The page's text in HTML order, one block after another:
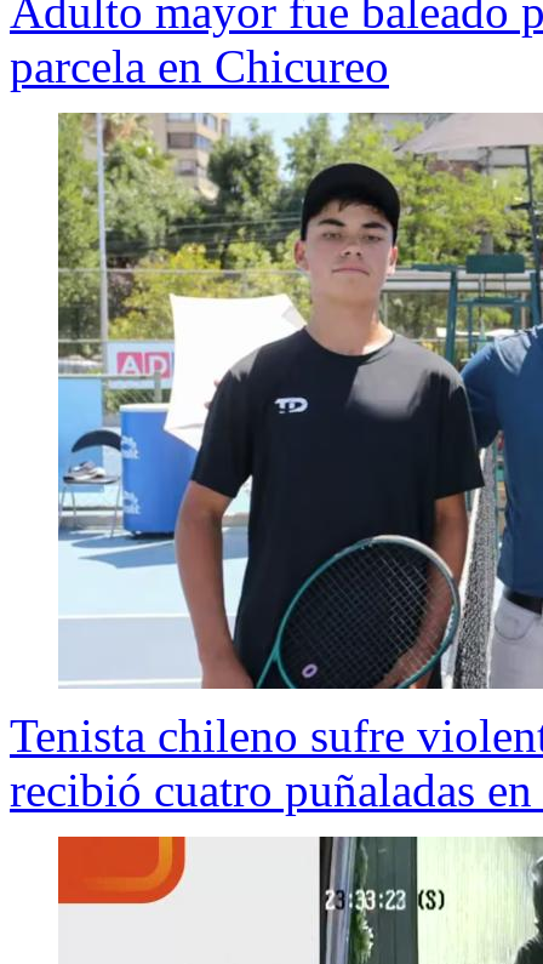
Adulto mayor fue baleado
parcela en Chicureo
Tenista chileno sufre
recibió cuatro puñaladas en